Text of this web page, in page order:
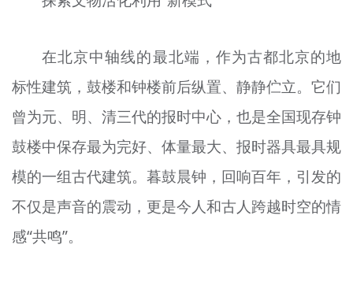
在北京中轴线的最北端，作为古都北京的地
标性建筑，鼓楼和钟楼前后纵置、静静伫立。它们
曾为元、明、清三代的报时中心，也是全国现存钟
鼓楼中保存最为完好、体量最大、报时器具最具规
模的一组古代建筑。暮鼓晨钟，回响百年，引发的
不仅是声音的震动，更是今人和古人跨越时空的情
感“共鸣”。